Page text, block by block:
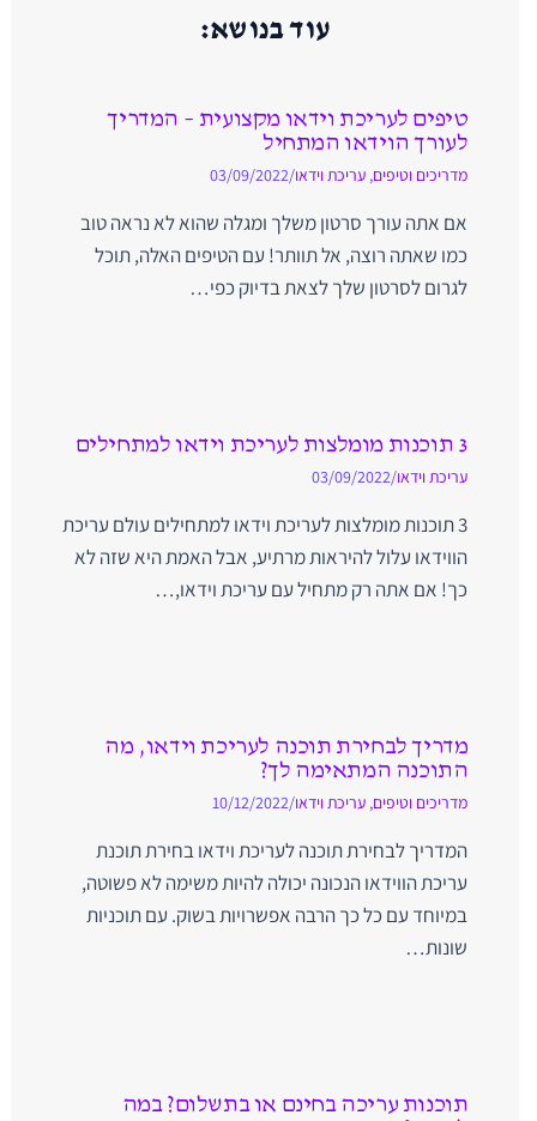
עוד בנושא:
טיפים לעריכת וידאו מקצועית – המדריך
לעורך הוידאו המתחיל
מדריכים וטיפים, עריכת וידאו/
03/09/2022
אם אתה עורך סרטון משלך ומגלה שהוא לא נראה טוב
כמו שאתה רוצה, אל תוותר! עם הטיפים האלה, תוכל
לגרום לסרטון שלך לצאת בדיוק כפי…
3 תוכנות מומלצות לעריכת וידאו למתחילים
עריכת וידאו/
03/09/2022
3 תוכנות מומלצות לעריכת וידאו למתחילים עולם עריכת
הווידאו עלול להיראות מרתיע, אבל האמת היא שזה לא
כך! אם אתה רק מתחיל עם עריכת וידאו,…
מדריך לבחירת תוכנה לעריכת וידאו, מה
התוכנה המתאימה לך?
מדריכים וטיפים, עריכת וידאו/
10/12/2022
המדריך לבחירת תוכנה לעריכת וידאו בחירת תוכנת
עריכת הווידאו הנכונה יכולה להיות משימה לא פשוטה,
במיוחד עם כל כך הרבה אפשרויות בשוק. עם תוכניות
שונות…
תוכנות עריכה בחינם או בתשלום? במה